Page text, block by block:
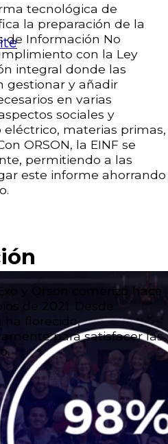
tecnológica de
la preparación de la
de Información No
con la Ley
integral donde las
gestionar y añadir
en varias
sociales y
materias primas,
ORSON, la EINF se
permitiendo a las
este informe ahorrando
y Orson comenzó hace
de 2021. Desde
ha florecido,
para satisfacer las